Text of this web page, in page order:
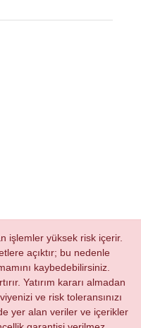
işlemler yüksek risk içerir.
açıktır; bu nedenle
kaybedebilirsiniz.
Yatırım kararı almadan
ve risk toleransınızı
yer alan veriler ve içerikler